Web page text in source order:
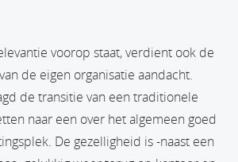
voorop staat, verdient ook de
de eigen organisatie aandacht.
de transitie van een traditionele
naar een over het algemeen goed
De gezelligheid is -naast een